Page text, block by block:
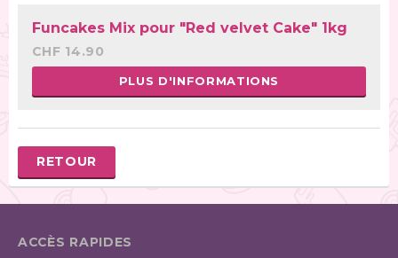
Funcakes Mix pour "Red velvet Cake" 1kg
CHF 14.90
PLUS D'INFORMATIONS
RETOUR
ACCÈS RAPIDES